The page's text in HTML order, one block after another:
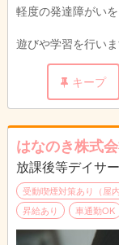
軽度の発達障がい
遊びや学習を行いま
キープ
はなのき株式
放課後等デイサ
受動喫煙対策あり（屋内
昇給あり
車通勤OK